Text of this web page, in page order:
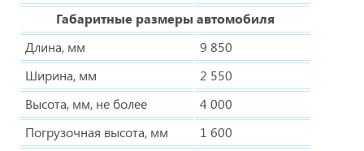
Габаритные размеры автомобиля
Длина, мм
9 850
Ширина, мм
2 550
Высота, мм, не более
4 000
Погрузочная высота, мм
1 600